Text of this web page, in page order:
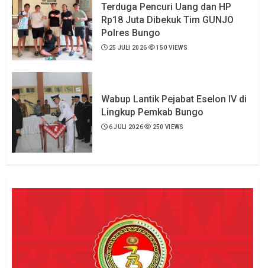
Terduga Pencuri Uang dan HP
Rp18 Juta Dibekuk Tim GUNJO
Polres Bungo
25 JULI 2026 150 VIEWS
Wabup Lantik Pejabat Eselon IV di
Lingkup Pemkab Bungo
6 JULI 2026 250 VIEWS